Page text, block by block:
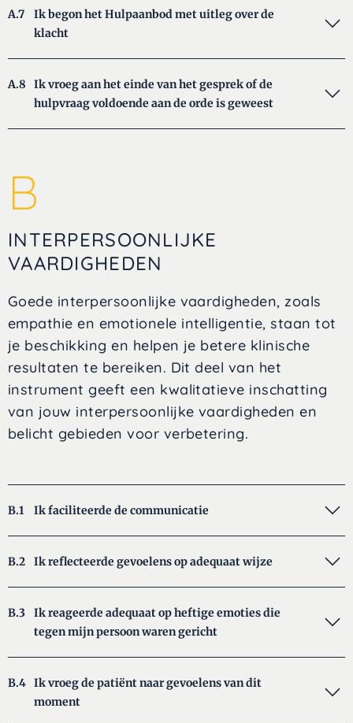
A.7
Ik begon het Hulpaanbod met uitleg over de
klacht
A.8
Ik vroeg aan het einde van het gesprek of de
hulpvraag voldoende aan de orde is geweest
B
INTERPERSOONLIJKE
VAARDIGHEDEN
Goede interpersoonlijke vaardigheden, zoals
empathie en emotionele intelligentie, staan tot
je beschikking en helpen je betere klinische
resultaten te bereiken. Dit deel van het
instrument geeft een kwalitatieve inschatting
van jouw interpersoonlijke vaardigheden en
belicht gebieden voor verbetering.
B.1 Ik faciliteerde de communicatie
B.2 Ik reflecteerde gevoelens op adequaat wijze
B.3
Ik reageerde adequaat op heftige emoties die
tegen mijn persoon waren gericht
B.4 Ik vroeg de patiënt naar gevoelens van dit
moment